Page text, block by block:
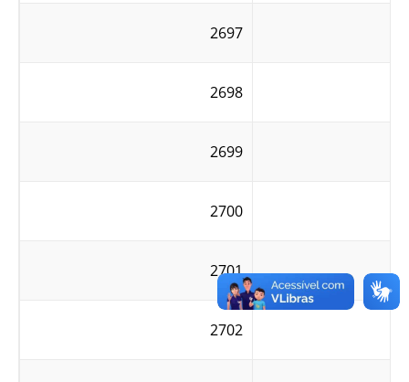
2697
2698
2699
2700
2701
2702